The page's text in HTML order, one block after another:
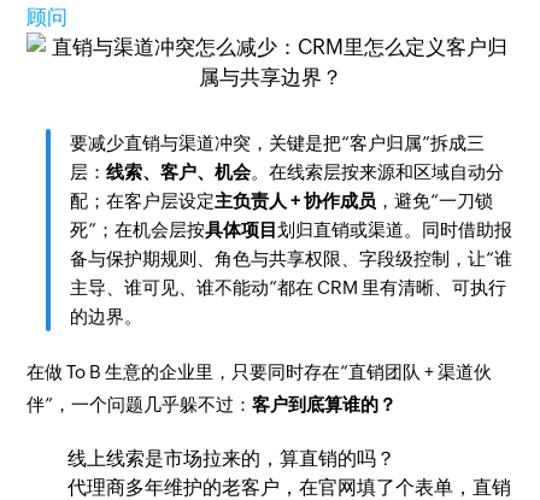
顾问
要减少直销与渠道冲突，关键是把“客户归属”拆成三
层：线索、客户、机会。在线索层按来源和区域自动分
配；在客户层设定主负责人 + 协作成员 ，避免“一刀锁
死”；在机会层按具体项目划归直销或渠道。同时借助报
备与保护期规则、角色与共享权限、字段级控制，让“谁
主导、谁可见、谁不能动”都在 CRM 里有清晰、可执行
的边界。
在做 To B 生意的企业里，只要同时存在“直销团队 + 渠道伙
伴”，一个问题几乎躲不过：客户到底算谁的？
线上线索是市场拉来的，算直销的吗？
代理商多年维护的老客户，在官网填了个表单，直销